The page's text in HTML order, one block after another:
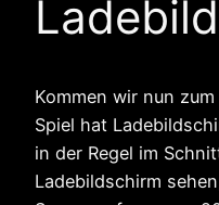
Kommen wir nun
Spiel hat
in der Regel im
Ladebildschirm